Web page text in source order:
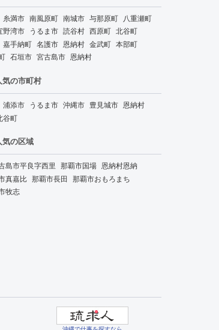
糸満市 南風原町 南城市 与那原町 八重瀬町
野湾市 うるま市 読谷村 西原町 北谷町
嘉手納町 名護市 恩納村 金武町 本部町
石垣市 宮古島市 恩納村
の市町村
浦添市 うるま市 沖縄市 豊見城市 恩納村
谷町
の区域
島市平良字西里 那覇市国場 恩納村恩納
真嘉比 那覇市長田 那覇市おもろまち
牧志